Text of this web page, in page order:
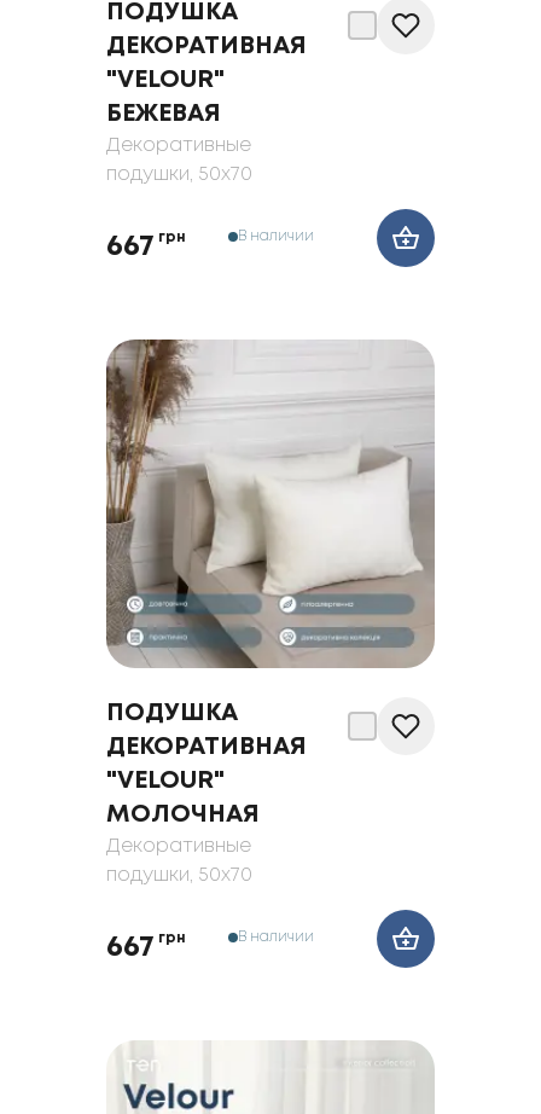
ПОДУШКА
ДЕКОРАТИВНАЯ
"VELOUR"
БЕЖЕВАЯ
Декоративные
подушки, 50x70
667 грн В наличии
ПОДУШКА
ДЕКОРАТИВНАЯ
"VELOUR"
МОЛОЧНАЯ
Декоративные
подушки, 50x70
667 грн В наличии